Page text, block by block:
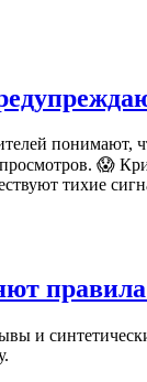
понимают,
😱
тихие
правила
и